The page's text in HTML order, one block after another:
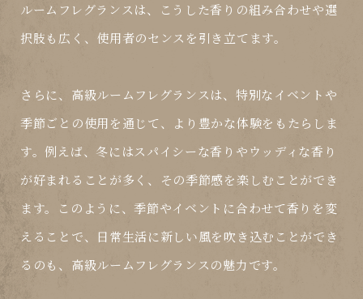
ルームフレグランスは、こうした香りの組み合わせや選
択肢も広く、使用者のセンスを引き立てます。
さらに、高級ルームフレグランスは、特別なイベントや
季節ごとの使用を通じて、より豊かな体験をもたらしま
す。例えば、冬にはスパイシーな香りやウッディな香り
が好まれることが多く、その季節感を楽しむことができ
ます。このように、季節やイベントに合わせて香りを変
えることで、日常生活に新しい風を吹き込むことができ
るのも、高級ルームフレグランスの魅力です。